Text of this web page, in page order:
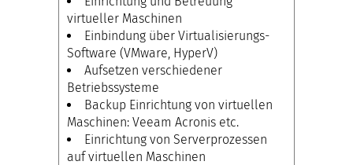
virtueller Maschinen
Einbindung über Virtualisierungs-
Software (VMware, HyperV)
Aufsetzen verschiedener
Betriebssysteme
Backup Einrichtung von virtuellen
Maschinen: Veeam Acronis etc.
Einrichtung von Serverprozessen
auf virtuellen Maschinen